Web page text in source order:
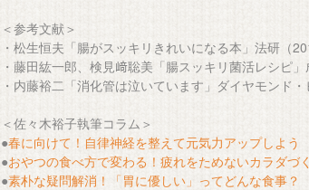
＜参考文献＞
・松生恒夫「腸がスッキリきれいになる本」法研（
・藤田紘一郎、検見﨑聡美「腸スッキリ菌活レシピ」
・内藤裕二「消化管は泣いています」ダイヤモンド・
＜佐々木裕子執筆コラム＞
●春に向けて！自律神経を整えて元気力アップしよう
●おやつの食べ方で変わる！疲れをためないカラダづ
●素朴な疑問解消！「胃に優しい」ってどんな食事？